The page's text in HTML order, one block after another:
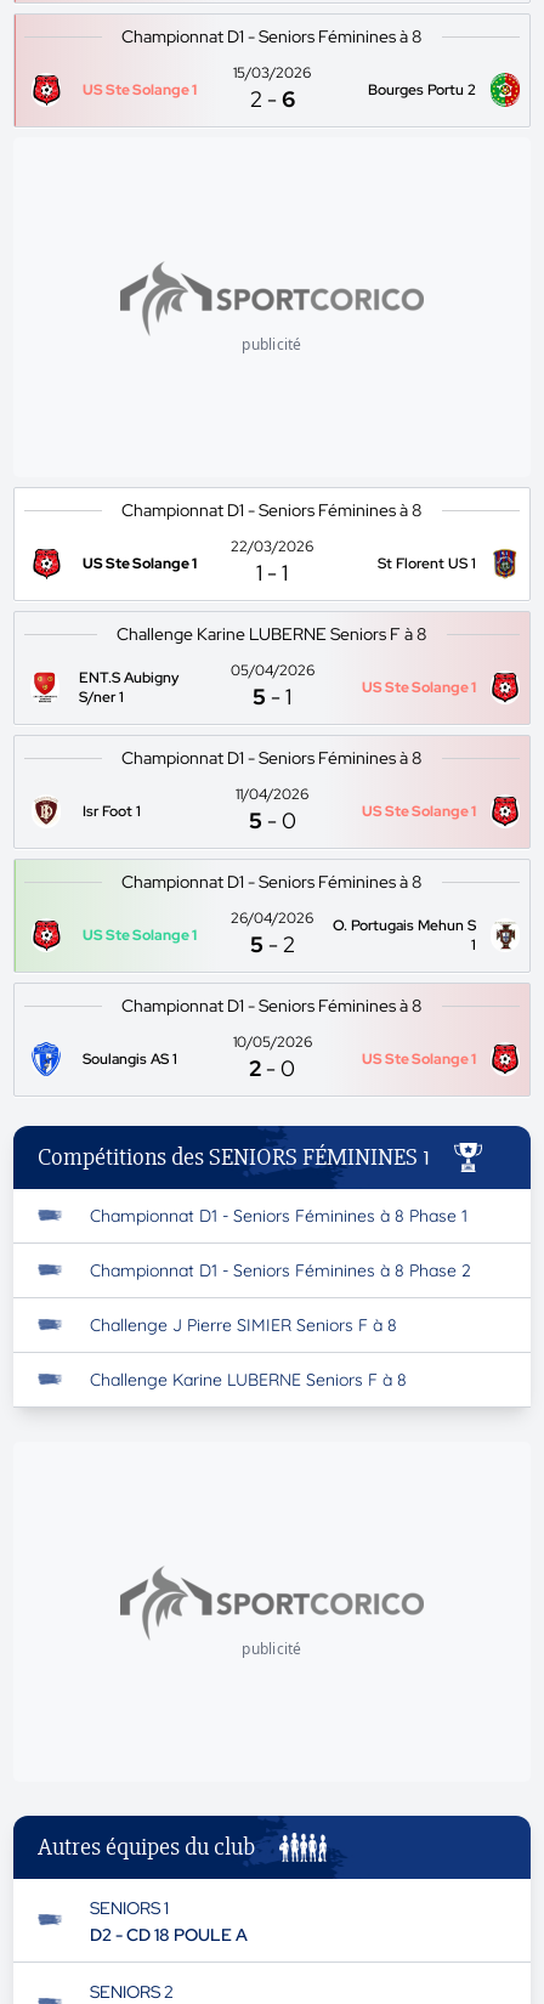
Championnat D1 - Seniors Féminines à 8
US Ste Solange 1
15/03/2026
2 -6 Bourges Portu 2
publicité
Championnat D1 - Seniors Féminines à 8
US Ste Solange 1
22/03/2026
1 -1 St Florent US 1
Challenge Karine LUBERNE Seniors F à 8
ENT.S Aubigny
S/ner 1
05/04/2026
5 -1 US Ste Solange 1
Championnat D1 - Seniors Féminines à 8
Isr Foot 1
11/04/2026
5 -0 US Ste Solange 1
Championnat D1 - Seniors Féminines à 8
US Ste Solange 1
26/04/2026
5 -2
O. Portugais Mehun S
1
Championnat D1 - Seniors Féminines à 8
Soulangis AS 1
10/05/2026
2 -0 US Ste Solange 1
Compétitions des SENIORS FÉMININES 1
Championnat D1 - Seniors Féminines à 8 Phase 1
Championnat D1 - Seniors Féminines à 8 Phase 2
Challenge J Pierre SIMIER Seniors F à 8
Challenge Karine LUBERNE Seniors F à 8
publicité
Autres équipes du club
SENIORS 1
D2 - CD 18 POULE A
SENIORS 2